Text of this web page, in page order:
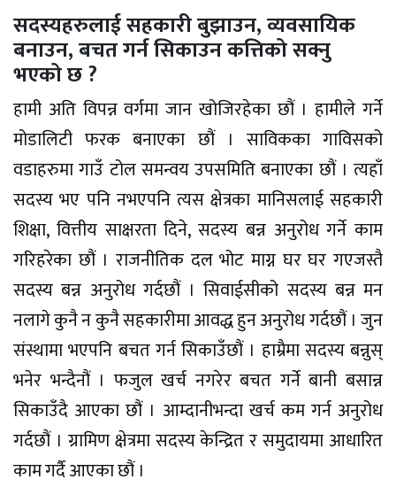
सदस्यहरुलाई सहकारी बुझाउन, व्यवसायिक
बनाउन, बचत गर्न सिकाउन कत्तिको सक्नु
भएको छ ?
हामी अति विपन्न वर्गमा जान खोजिरहेका छौं । हामीले गर्ने
मोडालिटी फरक बनाएका छौं । साविकका गाविसको
वडाहरुमा गाउँ टोल समन्वय उपसमिति बनाएका छौं । त्यहाँ
सदस्य भए पनि नभएपनि त्यस क्षेत्रका मानिसलाई सहकारी
शिक्षा, वित्तीय साक्षरता दिने, सदस्य बन्न अनुरोध गर्ने काम
गरिहरेका छौं । राजनीतिक दल भोट माग्न घर घर गएजस्तै
सदस्य बन्न अनुरोध गर्दछौं । सिवाईसीको सदस्य बन्न मन
नलागे कुनै न कुनै सहकारीमा आवद्ध हुन अनुरोध गर्दछौं । जुन
संस्थामा भएपनि बचत गर्न सिकाउँछौं । हाम्रैमा सदस्य बन्नुस्
भनेर भन्दैनौं । फजुल खर्च नगरेर बचत गर्ने बानी बसान्न
सिकाउँदै आएका छौं । आम्दानीभन्दा खर्च कम गर्न अनुरोध
गर्दछौं । ग्रामिण क्षेत्रमा सदस्य केन्द्रित र समुदायमा आधारित
काम गर्दै आएका छौं ।